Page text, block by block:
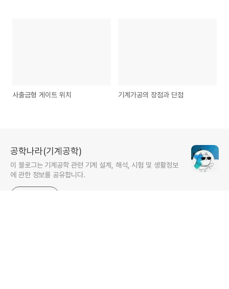
사출금형 게이트 위치 기계가공의 장점과 단점
공학나라(기계공학)
이 블로그는 기계공학 관련 기계 설계, 해석, 시험 및 생활정보
에 관한 정보를 공유합니다.